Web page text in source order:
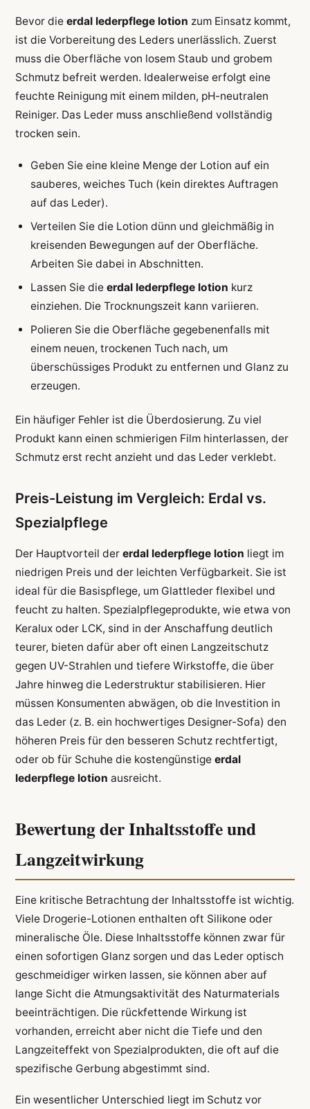
Bevor die erdal lederpflege lotion zum Einsatz kommt,
ist die Vorbereitung des Leders unerlässlich. Zuerst
muss die Oberfläche von losem Staub und grobem
Schmutz befreit werden. Idealerweise erfolgt eine
feuchte Reinigung mit einem milden, pH-neutralen
Reiniger. Das Leder muss anschließend vollständig
trocken sein.
Geben Sie eine kleine Menge der Lotion auf ein
sauberes, weiches Tuch (kein direktes Auftragen
auf das Leder).
Verteilen Sie die Lotion dünn und gleichmäßig in
kreisenden Bewegungen auf der Oberfläche.
Arbeiten Sie dabei in Abschnitten.
Lassen Sie die erdal lederpflege lotion kurz
einziehen. Die Trocknungszeit kann variieren.
Polieren Sie die Oberfläche gegebenenfalls mit
einem neuen, trockenen Tuch nach, um
überschüssiges Produkt zu entfernen und Glanz zu
erzeugen.
Ein häufiger Fehler ist die Überdosierung. Zu viel
Produkt kann einen schmierigen Film hinterlassen, der
Schmutz erst recht anzieht und das Leder verklebt.
Preis-Leistung im Vergleich: Erdal vs.
Spezialpflege
Der Hauptvorteil der erdal lederpflege lotion liegt im
niedrigen Preis und der leichten Verfügbarkeit. Sie ist
ideal für die Basispflege, um Glattleder flexibel und
feucht zu halten. Spezialpflegeprodukte, wie etwa von
Keralux oder LCK, sind in der Anschaffung deutlich
teurer, bieten dafür aber oft einen Langzeitschutz
gegen UV-Strahlen und tiefere Wirkstoffe, die über
Jahre hinweg die Lederstruktur stabilisieren. Hier
müssen Konsumenten abwägen, ob die Investition in
das Leder (z. B. ein hochwertiges Designer-Sofa) den
höheren Preis für den besseren Schutz rechtfertigt,
oder ob für Schuhe die kostengünstige erdal
lederpflege lotion ausreicht.
Bewertung der Inhaltsstoffe und
Langzeitwirkung
Eine kritische Betrachtung der Inhaltsstoffe ist wichtig.
Viele Drogerie-Lotionen enthalten oft Silikone oder
mineralische Öle. Diese Inhaltsstoffe können zwar für
einen sofortigen Glanz sorgen und das Leder optisch
geschmeidiger wirken lassen, sie können aber auf
lange Sicht die Atmungsaktivität des Naturmaterials
beeinträchtigen. Die rückfettende Wirkung ist
vorhanden, erreicht aber nicht die Tiefe und den
Langzeiteffekt von Spezialprodukten, die oft auf die
spezifische Gerbung abgestimmt sind.
Ein wesentlicher Unterschied liegt im Schutz vor